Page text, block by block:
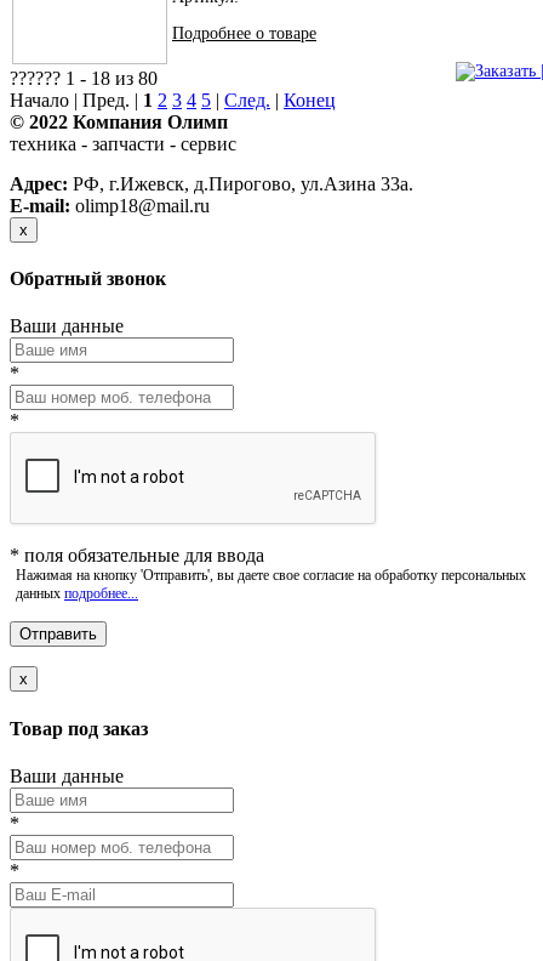
Подробнее о товаре
?????? 1 - 18 из 80
Начало | Пред. | 1 2 3 4 5 | След. | Конец
© 2022 Компания Олимп
техника - запчасти - сервис
Адрес: РФ, г.Ижевск, д.Пирогово, ул.Азина 33а.
E-mail: olimp18@mail.ru
x
Обратный звонок
Ваши данные
*
*
* поля обязательные для ввода
Нажимая на кнопку 'Отправить', вы даете свое согласие на обработку персональных
данных подробнее...
x
Товар под заказ
Ваши данные
*
*